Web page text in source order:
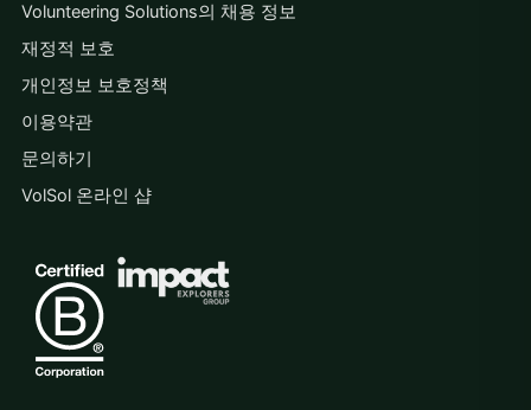
Volunteering Solutions의 채용 정보
재정적 보호
개인정보 보호정책
이용약관
문의하기
VolSol 온라인 샵